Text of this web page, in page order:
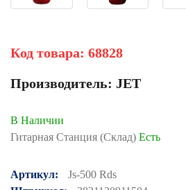
Код товара: 68828
Производитель: JET
В Наличии
Гитарная Станция (Склад) Есть
Артикул:
Js-500 Rds